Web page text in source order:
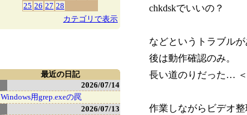
chkdskでいいの？
などというトラブル
後は動作確認のみ。
長い道のりだった…
作業しながらビデオ整
最近の日記
2026/07/14
Windows用grep.exeの罠
2026/07/13
25 26 27 28
カテゴリで表示